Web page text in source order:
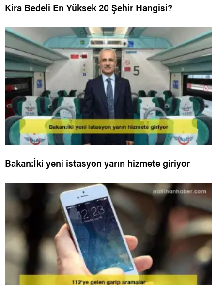
Kira Bedeli En Yüksek 20 Şehir Hangisi?
Bakan:İki yeni istasyon yarın hizmete giriyor